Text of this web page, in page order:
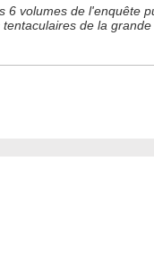
6 volumes de l'enquête
de la